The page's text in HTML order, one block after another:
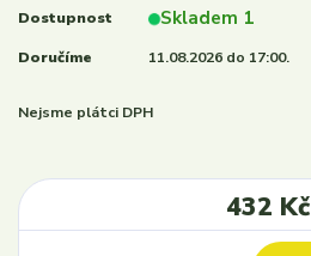
Dostupnost Skladem 1
Doručíme 11.08.2026 do 17:00.
Nejsme plátci DPH
432 Kč